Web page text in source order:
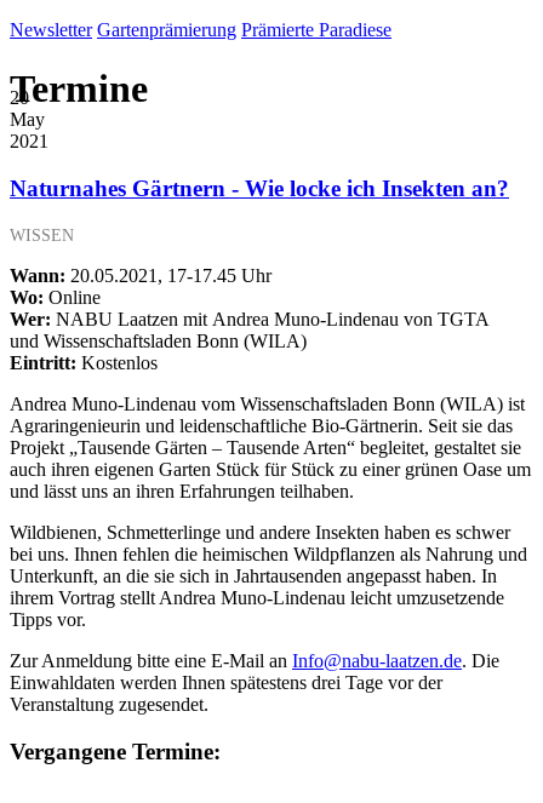
Newsletter Gartenprämierung Prämierte Paradiese
Termine
20
May
2021
Naturnahes Gärtnern - Wie locke ich Insekten an?
WISSEN
Wann: 20.05.2021, 17-17.45 Uhr
Wo: Online
Wer: NABU Laatzen mit Andrea Muno-Lindenau von TGTA
und Wissenschaftsladen Bonn (WILA)
Eintritt: Kostenlos
Andrea Muno-Lindenau vom Wissenschaftsladen Bonn (WILA) ist
Agraringenieurin und leidenschaftliche Bio-Gärtnerin. Seit sie das
Projekt „Tausende Gärten – Tausende Arten“ begleitet, gestaltet sie
auch ihren eigenen Garten Stück für Stück zu einer grünen Oase um
und lässt uns an ihren Erfahrungen teilhaben.
Wildbienen, Schmetterlinge und andere Insekten haben es schwer
bei uns. Ihnen fehlen die heimischen Wildpflanzen als Nahrung und
Unterkunft, an die sie sich in Jahrtausenden angepasst haben. In
ihrem Vortrag stellt Andrea Muno-Lindenau leicht umzusetzende
Tipps vor.
Zur Anmeldung bitte eine E-Mail an Info@nabu-laatzen.de. Die
Einwahldaten werden Ihnen spätestens drei Tage vor der
Veranstaltung zugesendet.
Vergangene Termine: